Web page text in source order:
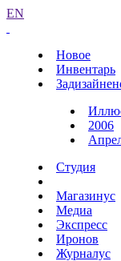
EN
Новое
Инвентарь
2006
Студия
Магазинус
Медиа
Экспресс
Иронов
Журналус